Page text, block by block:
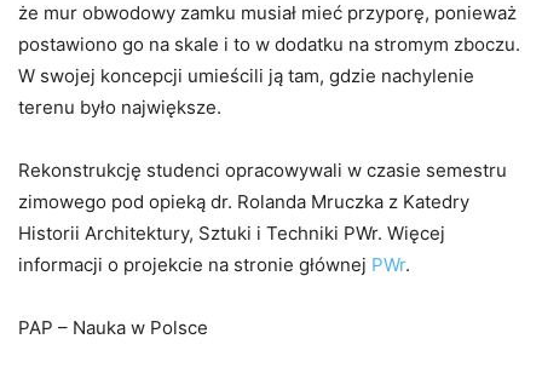
że mur obwodowy zamku musiał mieć przyporę, ponieważ
postawiono go na skale i to w dodatku na stromym zboczu.
W swojej koncepcji umieścili ją tam, gdzie nachylenie
terenu było największe.
Rekonstrukcję studenci opracowywali w czasie semestru
zimowego pod opieką dr. Rolanda Mruczka z Katedry
Historii Architektury, Sztuki i Techniki PWr. Więcej
informacji o projekcie na stronie głównej PWr.
PAP – Nauka w Polsce